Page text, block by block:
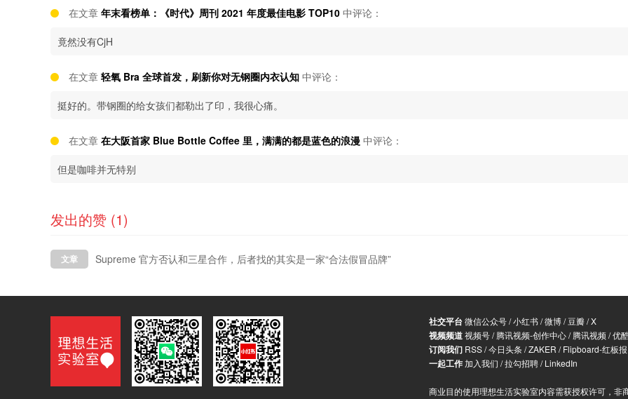
在文章 年末看榜单：《时代》周刊 2021 年度最佳电影 TOP10 中评论：
竟然没有CjH
在文章 轻氧 Bra 全球首发，刷新你对无钢圈内衣认知 中评论：
挺好的。带钢圈的给女孩们都勒出了印，我很心痛。
在文章 在大阪首家 Blue Bottle Coffee 里，满满的都是蓝色的浪漫 中评论：
但是咖啡并无特别
发出的赞 (1)
文章 Supreme 官方否认和三星合作，后者找的其实是一家“合法假冒品牌”
社交平台微信公众号/小红书/微博/豆瓣/X
视频频道视频号/腾讯视频-创作中心/腾讯视频/优
订阅我们 RSS/今日头条 /ZAKER /Flipboard-红板报
一起工作加入我们 /拉勾招聘/LinkedIn
商业目的使用理想生活实验室内容需获授权许可，非